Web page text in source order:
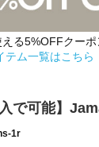
る5%OFFクーポ
テム一覧はこちら
で可能】
1r